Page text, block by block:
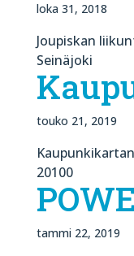
loka 31, 2018
Joupiskan
Seinäjoki
touko 21, 2019
20100
tammi 22, 2019